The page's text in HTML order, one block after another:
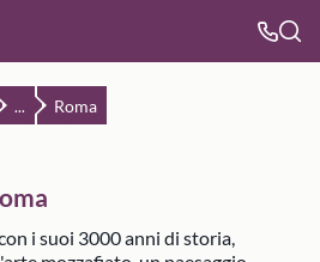
... Roma
i suoi 3000 anni di storia,